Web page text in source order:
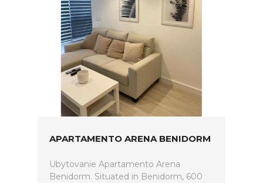
APARTAMENTO ARENA BENIDORM
Ubytovanie Apartamento Arena
Benidorm. Situated in Benidorm, 600